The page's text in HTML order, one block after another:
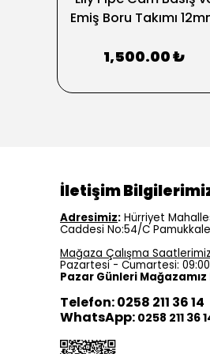
Emiş Boru Takımı
1,500.00 ₺
İletişim
Adresimiz: Hürriyet
Caddesi No:54/C Pamukkale
Mağaza Çalışma Saatlerimiz
Pazartesi - Cumartesi:
Pazar Günleri Mağazamız
Telefon: 0258 211 36 14
WhatsApp: 0258 211 36